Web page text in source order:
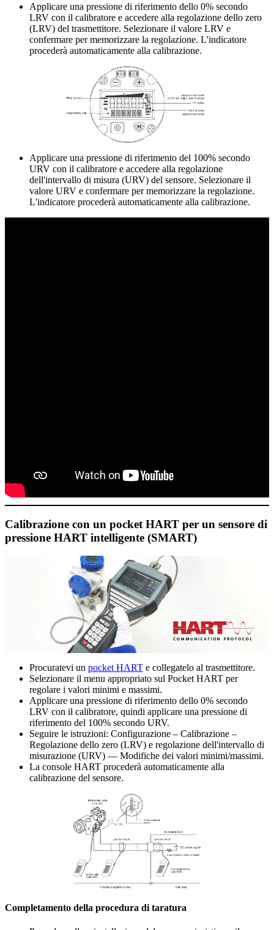
Applicare una pressione di riferimento dello 0% secondo
LRV con il calibratore e accedere alla regolazione dello zero
(LRV) del trasmettitore. Selezionare il valore LRV e
confermare per memorizzare la regolazione. L'indicatore
procederà automaticamente alla calibrazione.
Applicare una pressione di riferimento del 100% secondo
URV con il calibratore e accedere alla regolazione
dell'intervallo di misura (URV) del sensore. Selezionare il
valore URV e confermare per memorizzare la regolazione.
L'indicatore procederà automaticamente alla calibrazione.
Calibrazione con un pocket HART per un sensore di
pressione HART intelligente (SMART)
Procuratevi un pocket HART e collegatelo al trasmettitore.
Selezionare il menu appropriato sul Pocket HART per
regolare i valori minimi e massimi.
Applicare una pressione di riferimento dello 0% secondo
LRV con il calibratore, quindi applicare una pressione di
riferimento del 100% secondo URV.
Seguire le istruzioni: Configurazione – Calibrazione –
Regolazione dello zero (LRV) e regolazione dell'intervallo di
misurazione (URV) — Modifiche dei valori minimi/massimi.
La console HART procederà automaticamente alla
calibrazione del sensore.
Completamento della procedura di taratura